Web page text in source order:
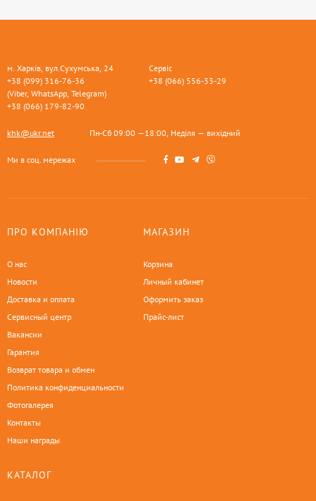
м. Харків, вул.Сухумська, 24
+38 (099) 316-76-36
(Viber, WhatsApp, Telegram)
+38 (066) 179-82-90
Сервіс
+38 (066) 556-33-29
khk@ukr.net Пн-Сб 09:00 —18:00, Неділя — вихідний
Ми в соц. мережах
ПРО КОМПАНІЮ
О нас
Новости
Доставка и оплата
Сервисный центр
Вакансии
Гарантия
Возврат товара и обмен
Политика конфиденциальности
Фотогалерея
Контакты
Наши награды
МАГАЗИН
Корзина
Личный кабинет
Оформить заказ
Прайс-лист
КАТАЛОГ